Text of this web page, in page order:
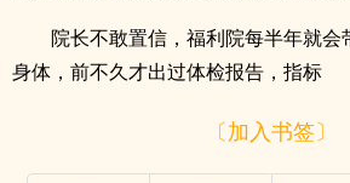
院长不敢置信，福利院每半年就会
身体，前不久才出过体检报告，指标
〔加入书签〕